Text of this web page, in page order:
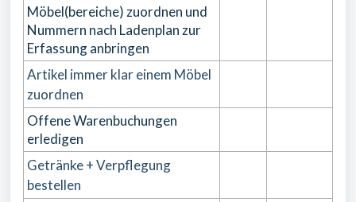
Möbel(bereiche) zuordnen und
Nummern nach Ladenplan zur
Erfassung anbringen
Artikel immer klar einem Möbel
zuordnen
Offene Warenbuchungen
erledigen
Getränke + Verpflegung
bestellen